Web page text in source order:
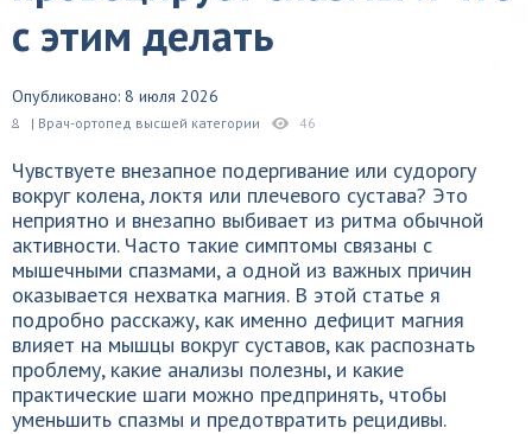
с этим делать
Опубликовано: 8 июля 2026
| Врач-ортопед высшей категории 46
Чувствуете внезапное подергивание или судорогу
вокруг колена, локтя или плечевого сустава? Это
неприятно и внезапно выбивает из ритма обычной
активности. Часто такие симптомы связаны с
мышечными спазмами, а одной из важных причин
оказывается нехватка магния. В этой статье я
подробно расскажу, как именно дефицит магния
влияет на мышцы вокруг суставов, как распознать
проблему, какие анализы полезны, и какие
практические шаги можно предпринять, чтобы
уменьшить спазмы и предотвратить рецидивы.